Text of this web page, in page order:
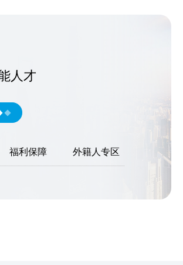
人才
福利保障 外籍人专区